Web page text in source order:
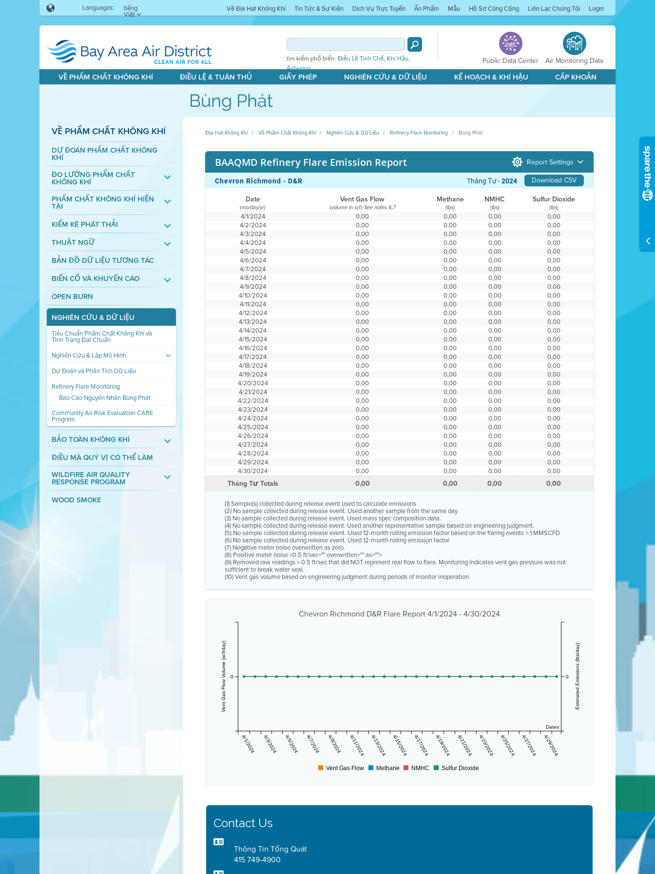
Languages: tiếng
Việt
Về Địa Hạt Không Khí Tin Tức & Sự Kiện Dịch Vụ Trực Tuyến Ấn Phẩm Mẫu Hồ Sơ Công Cộng Liên Lạc Chúng Tôi Login
tìm kiếm phổ biến: Điều Lệ Tinh Chế, Khí Hậu,
Asbestos
Public Data Center Air Monitoring Data
VỀ PHẨM CHẤT KHÔNG KHÍ ĐIỀU LỆ & TUÂN THỦ GIẤY PHÉP NGHIÊN CỨU & DỮ LIỆU KẾ HOẠCH & KHÍ HẬU CẤP KHOẢN
Bùng Phát
VỀ PHẨM CHẤT KHÔNG KHÍ
DỰ ĐOÁN PHẨM CHẤT KHÔNG
KHÍ
ĐO LƯỜNG PHẨM CHẤT
KHÔNG KHÍ
PHẨM CHẤT KHÔNG KHÍ HIỆN
TẠI
KIỂM KÊ PHÁT THẢI
THUẬT NGỮ
BẢN ĐỒ DỮ LIỆU TƯƠNG TÁC
BIẾN CỐ VÀ KHUYẾN CÁO
OPEN BURN
NGHIÊN CỨU & DỮ LIỆU
Tiêu Chuẩn Phẩm Chất Không Khí và
Tình Trạng Đạt Chuẩn
Nghiên Cứu & Lập Mô Hình
Dự Đoán và Phân Tích Dữ Liệu
Refinery Flare Monitoring
Báo Cáo Nguyên Nhân Bùng Phát
Community Air Risk Evaluation CARE
Program
BẢO TOÀN KHÔNG KHÍ
ĐIỀU MÀ QUÝ VỊ CÓ THỂ LÀM
WILDFIRE AIR QUALITY
RESPONSE PROGRAM
WOOD SMOKE
Địa Hạt Không Khí Về Phẩm Chất Không Khí Nghiên Cứu & Dữ Liệu Refinery Flare Monitoring Bùng Phát
BAAQMD Refinery Flare Emission Report Report Settings
Chevron Richmond - D&R Download CSV
Tháng Tư -2024
Date Vent Gas Flow Methane NMHC Sulfur Dioxide
(mo/day/yr) (volume in scf) See notes 6,7 (lbs) (lbs) (lbs)
4/1/2024 0,00 0,00 0,00
0,00
4/2/2024
0,00 0,00 0,00
0,00
4/3/2024
0,00 0,00 0,00
0,00
4/4/2024
0,00 0,00 0,00
0,00
4/5/2024
0,00 0,00 0,00
0,00
4/6/2024
0,00 0,00 0,00
0,00
4/7/2024
0,00 0,00 0,00
0,00
4/8/2024
0,00 0,00 0,00
0,00
4/9/2024
0,00 0,00 0,00
0,00
4/10/2024
0,00 0,00 0,00
0,00
4/11/2024
0,00 0,00 0,00
0,00
4/12/2024
0,00 0,00 0,00
0,00
4/13/2024
0,00 0,00 0,00
0,00
4/14/2024
0,00 0,00 0,00
0,00
4/15/2024
0,00 0,00 0,00
0,00
4/16/2024
0,00 0,00 0,00
0,00
4/17/2024
0,00 0,00 0,00
0,00
4/18/2024
0,00 0,00 0,00
0,00
4/19/2024
0,00 0,00 0,00
0,00
4/20/2024
0,00 0,00 0,00
0,00
4/21/2024
0,00 0,00 0,00
0,00
4/22/2024
0,00 0,00 0,00
0,00
4/23/2024
0,00 0,00 0,00
0,00
4/24/2024
0,00 0,00 0,00
0,00
4/25/2024
0,00 0,00 0,00
0,00
4/26/2024
0,00 0,00 0,00
0,00
4/27/2024
0,00 0,00 0,00
0,00
4/28/2024
0,00 0,00 0,00
0,00
4/29/2024
0,00 0,00 0,00
0,00
4/30/2024
0,00 0,00 0,00 0,00
Tháng Tư Totals 0,00 0,00 0,00 0,00
(1) Sample(s) collected during release event used to calculate emissions
(2) No sample collected during release event. Used another sample from the same day
(3) No sample collected during release event. Used mass spec composition data.
(4) No sample collected during release event. Used another representative sample based on engineering judgment.
(5) No sample collected during release event. Used 12-month rolling emission factor based on the flaring events > 1 MMSCFD
(6) No sample collected during release event. Used 12-month rolling emission factor
(7) Negative meter noise overwritten as zero.
(8) Positive meter noise <0.5 ft/sec="" overwritten="" as="">
(9) Removed raw readings > 0.5 ft/sec that did NOT represent real flow to flare. Monitoring indicates vent gas pressure was not
sufficient to break water seal.
(10) Vent gas volume based on engineering judgment during periods of monitor inoperation
Chevron Richmond D&R Flare Report 4/1/2024 - 4/30/2024
Dates
4/1/2024 4/3/2024 4/5/2024 4/7/2024 4/9/2024 4/11/2024 4/13/2024 4/15/2024 4/17/2024 4/19/2024 4/21/2024 4/23/2024 4/25/2024 4/27/2024 4/29/2024
Vent Gas Flow Volume (scf/day) 0 Estimated Emissions (lbs/day)
0
Vent Gas Flow Methane NMHC Sulfur Dioxide
Contact Us
Thông Tin Tổng Quát
415 749-4900